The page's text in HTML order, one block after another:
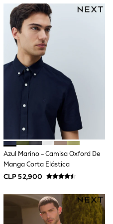
Azul Marino - Camisa Oxford De
Manga Corta Elástica
CLP 52,900